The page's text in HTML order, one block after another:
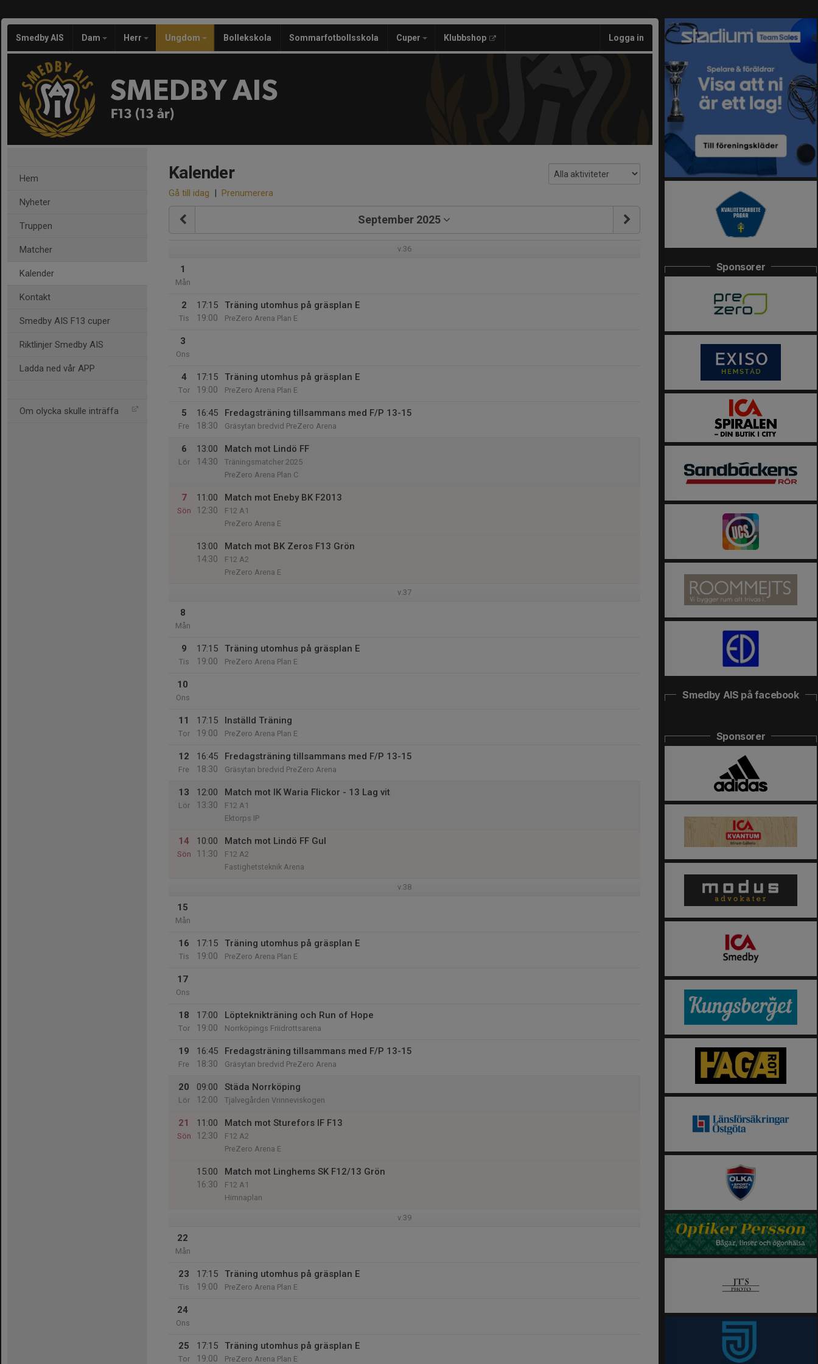
Smedby AIS Dam Herr Ungdom Bollekskola Sommarfotbollsskola Cuper Klubbshop Logga in
SMEDBY AIS
F13 (13 år)
Hem
Nyheter
Truppen
Matcher
Kalender
Kontakt
Smedby AIS F13 cuper
Riktlinjer Smedby AIS
Ladda ned vår APP
Om olycka skulle inträffa
Kalender
Gå till idag | Prenumerera
September 2025
v.36
1
Mån
2
Tis
17:15
19:00
Träning utomhus på gräsplan E
PreZero Arena Plan E
3
Ons
4
Tor
17:15
19:00
Träning utomhus på gräsplan E
PreZero Arena Plan E
5
Fre
16:45
18:30
Fredagsträning tillsammans med F/P 13-15
Gräsytan bredvid PreZero Arena
6
Lör
13:00
14:30
Match mot Lindö FF
Träningsmatcher 2025
PreZero Arena Plan C
7
Sön
11:00
12:30
Match mot Eneby BK F2013
F12 A1
PreZero Arena E
13:00
14:30
Match mot BK Zeros F13 Grön
F12 A2
PreZero Arena E
v.37
8
Mån
9
Tis
17:15
19:00
Träning utomhus på gräsplan E
PreZero Arena Plan E
10
Ons
11
Tor
17:15
19:00
Inställd Träning
PreZero Arena Plan E
12
Fre
16:45
18:30
Fredagsträning tillsammans med F/P 13-15
Gräsytan bredvid PreZero Arena
13
Lör
12:00
13:30
Match mot IK Waria Flickor - 13 Lag vit
F12 A1
Ektorps IP
14
Sön
10:00
11:30
Match mot Lindö FF Gul
F12 A2
Fastighetsteknik Arena
v.38
15
Mån
16
Tis
17:15
19:00
Träning utomhus på gräsplan E
PreZero Arena Plan E
17
Ons
18
Tor
17:00
19:00
Löpteknikträning och Run of Hope
Norrköpings Friidrottsarena
19
Fre
16:45
18:30
Fredagsträning tillsammans med F/P 13-15
Gräsytan bredvid PreZero Arena
20
Lör
09:00
12:00
Städa Norrköping
Tjalvegården Vrinneviskogen
21
Sön
11:00
12:30
Match mot Sturefors IF F13
F12 A2
PreZero Arena E
15:00
16:30
Match mot Linghems SK F12/13 Grön
F12 A1
Himnaplan
v.39
22
Mån
23
Tis
17:15
19:00
Träning utomhus på gräsplan E
PreZero Arena Plan E
24
Ons
25
Tor
17:15
19:00
Träning utomhus på gräsplan E
PreZero Arena Plan E
Sponsorer
Smedby AIS på facebook
Sponsorer